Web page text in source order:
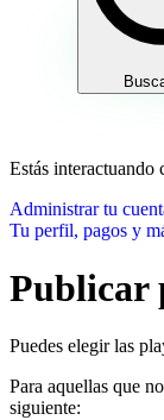
Estás interactuando
Administrar tu
Tu perfil, pagos y
Publicar
Puedes elegir las
Para aquellas que
siguiente: